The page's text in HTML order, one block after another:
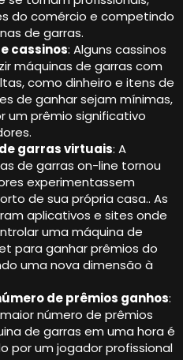
do comércio e competindo
de garras.
cassinos: Alguns cassinos
máquinas de garras com
como dinheiro e itens de
de ganhar sejam mínimas,
um prêmio significativo
garras virtuais: A
de garras on-line tornou
experimentassem
de sua própria casa.. As
aplicativos e sites onde
uma máquina de
para ganhar prêmios do
uma nova dimensão à
de prêmios ganhos:
número de prêmios
de garras em uma hora é
por um jogador profissional